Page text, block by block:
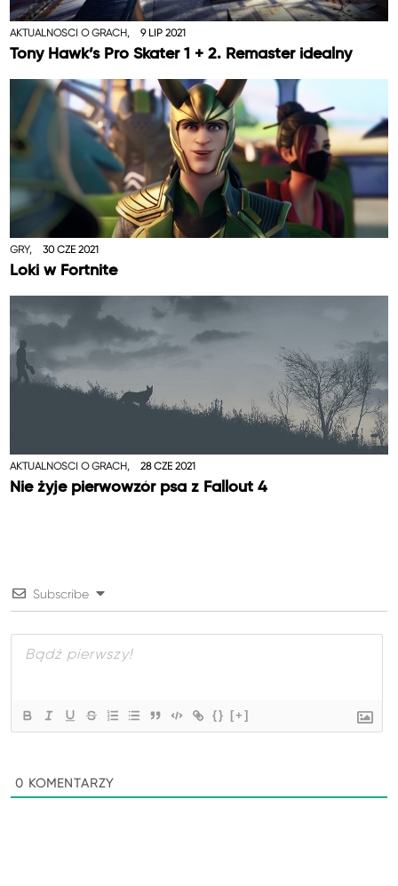
AKTUALNOŚCI O GRACH, 9 LIP 2021
Tony Hawk’s Pro Skater 1 + 2. Remaster idealny
GRY, 30 CZE 2021
Loki w Fortnite
AKTUALNOŚCI O GRACH, 28 CZE 2021
Nie żyje pierwowzór psa z Fallout 4
Subscribe
{} [+]
0 KOMENTARZY